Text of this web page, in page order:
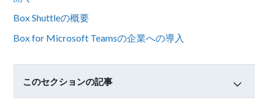
Box Shuttleの概要
Box for Microsoft Teamsの企業への導入
このセクションの記事